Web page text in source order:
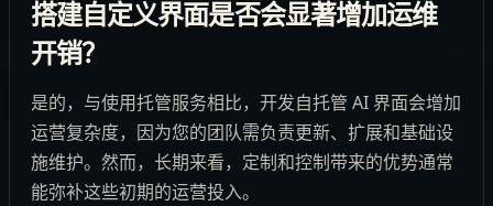
搭建自定义界面是否会显著增加运维
开销？
是的，与使用托管服务相比，开发自托管 AI 界面会增加
运营复杂度，因为您的团队需负责更新、扩展和基础设
施维护。然而，长期来看，定制和控制带来的优势通常
能弥补这些初期的运营投入。